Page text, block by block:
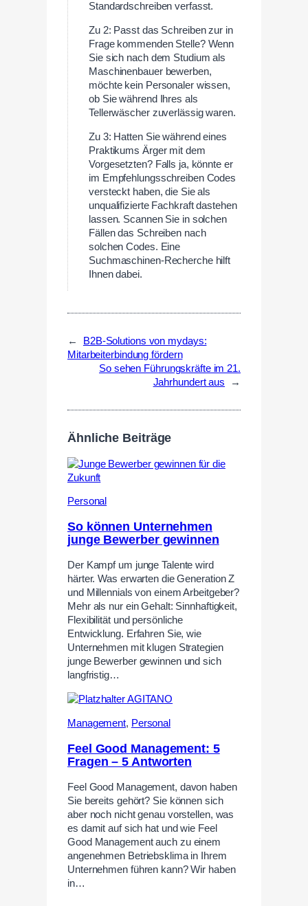
Standardschreiben verfasst.
Zu 2: Passt das Schreiben zur in
Frage kommenden Stelle? Wenn
Sie sich nach dem Studium als
Maschinenbauer bewerben,
möchte kein Personaler wissen,
ob Sie während Ihres als
Tellerwäscher zuverlässig waren.
Zu 3: Hatten Sie während eines
Praktikums Ärger mit dem
Vorgesetzten? Falls ja, könnte er
im Empfehlungsschreiben Codes
versteckt haben, die Sie als
unqualifizierte Fachkraft dastehen
lassen. Scannen Sie in solchen
Fällen das Schreiben nach
solchen Codes. Eine
Suchmaschinen-Recherche hilft
Ihnen dabei.
←
B2B-Solutions von mydays:
Mitarbeiterbindung fördern
So sehen Führungskräfte im 21.
Jahrhundert aus
→
Ähnliche Beiträge
Personal
So können Unternehmen
junge Bewerber gewinnen
Der Kampf um junge Talente wird
härter. Was erwarten die Generation Z
und Millennials von einem Arbeitgeber?
Mehr als nur ein Gehalt: Sinnhaftigkeit,
Flexibilität und persönliche
Entwicklung. Erfahren Sie, wie
Unternehmen mit klugen Strategien
junge Bewerber gewinnen und sich
langfristig…
Management, Personal
Feel Good Management: 5
Fragen – 5 Antworten
Feel Good Management, davon haben
Sie bereits gehört? Sie können sich
aber noch nicht genau vorstellen, was
es damit auf sich hat und wie Feel
Good Management auch zu einem
angenehmen Betriebsklima in Ihrem
Unternehmen führen kann? Wir haben
in…